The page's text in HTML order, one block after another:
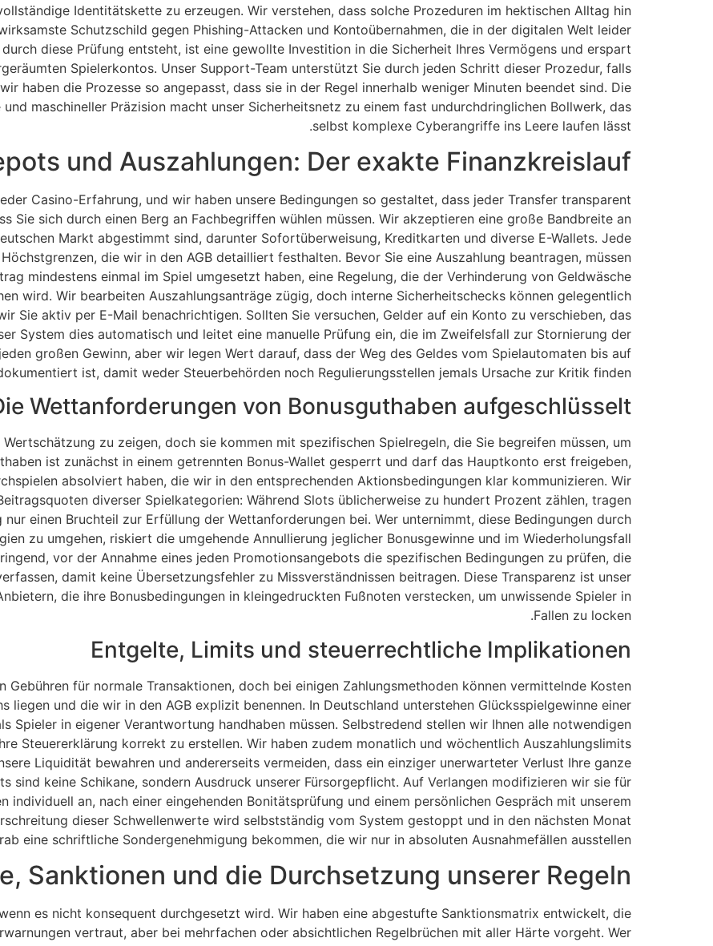
Identitätskette zu erzeugen. Wir verstehen, dass solche Prozeduren im hektischen Alltag hin
Schutzschild gegen Phishing-Attacken und Kontoübernahmen, die in der digitalen Welt leider
diese Prüfung entsteht, ist eine gewollte Investition in die Sicherheit Ihres Vermögens und erspart
Spielerkontos. Unser Support-Team unterstützt Sie durch jeden Schritt dieser Prozedur, falls
haben die Prozesse so angepasst, dass sie in der Regel innerhalb weniger Minuten beendet sind. Die
maschineller Präzision macht unser Sicherheitsnetz zu einem fast undurchdringlichen Bollwerk, das
selbst komplexe Cyberangriffe ins Leere laufen lässt.
und Auszahlungen: Der exakte Finanzkreislauf
Casino-Erfahrung, und wir haben unsere Bedingungen so gestaltet, dass jeder Transfer transparent
Sie sich durch einen Berg an Fachbegriffen wühlen müssen. Wir akzeptieren eine große Bandbreite an
Markt abgestimmt sind, darunter Sofortüberweisung, Kreditkarten und diverse E-Wallets. Jede
die wir in den AGB detailliert festhalten. Bevor Sie eine Auszahlung beantragen, müssen
mindestens einmal im Spiel umgesetzt haben, eine Regelung, die der Verhinderung von Geldwäsche
wird. Wir bearbeiten Auszahlungsanträge zügig, doch interne Sicherheitschecks können gelegentlich
Sie aktiv per E-Mail benachrichtigen. Sollten Sie versuchen, Gelder auf ein Konto zu verschieben, das
System dies automatisch und leitet eine manuelle Prüfung ein, die im Zweifelsfall zur Stornierung der
großen Gewinn, aber wir legen Wert darauf, dass der Weg des Geldes vom Spielautomaten bis auf
ist, damit weder Steuerbehörden noch Regulierungsstellen jemals Ursache zur Kritik finden.
Wettanforderungen von Bonusguthaben aufgeschlüsselt
zu zeigen, doch sie kommen mit spezifischen Spielregeln, die Sie begreifen müssen, um
ist zunächst in einem getrennten Bonus-Wallet gesperrt und darf das Hauptkonto erst freigeben,
absolviert haben, die wir in den entsprechenden Aktionsbedingungen klar kommunizieren. Wir
diverser Spielkategorien: Während Slots üblicherweise zu hundert Prozent zählen, tragen
einen Bruchteil zur Erfüllung der Wettanforderungen bei. Wer unternimmt, diese Bedingungen durch
zu umgehen, riskiert die umgehende Annullierung jeglicher Bonusgewinne und im Wiederholungsfall
vor der Annahme eines jeden Promotionsangebots die spezifischen Bedingungen zu prüfen, die
damit keine Übersetzungsfehler zu Missverständnissen beitragen. Diese Transparenz ist unser
die ihre Bonusbedingungen in kleingedruckten Fußnoten verstecken, um unwissende Spieler in
Fallen zu locken.
Entgelte, Limits und steuerrechtliche Implikationen
für normale Transaktionen, doch bei einigen Zahlungsmethoden können vermittelnde Kosten
liegen und die wir in den AGB explizit benennen. In Deutschland unterstehen Glücksspielgewinne einer
Spieler in eigener Verantwortung handhaben müssen. Selbstredend stellen wir Ihnen alle notwendigen
Steuererklärung korrekt zu erstellen. Wir haben zudem monatlich und wöchentlich Auszahlungslimits
Liquidität bewahren und andererseits vermeiden, dass ein einziger unerwarteter Verlust Ihre ganze
sind keine Schikane, sondern Ausdruck unserer Fürsorgepflicht. Auf Verlangen modifizieren wir sie für
individuell an, nach einer eingehenden Bonitätsprüfung und einem persönlichen Gespräch mit unserem
dieser Schwellenwerte wird selbstständig vom System gestoppt und in den nächsten Monat
eine schriftliche Sondergenehmigung bekommen, die wir nur in absoluten Ausnahmefällen ausstellen.
Sanktionen und die Durchsetzung unserer Regeln
es nicht konsequent durchgesetzt wird. Wir haben eine abgestufte Sanktionsmatrix entwickelt, die
vertraut, aber bei mehrfachen oder absichtlichen Regelbrüchen mit aller Härte vorgeht. Wer